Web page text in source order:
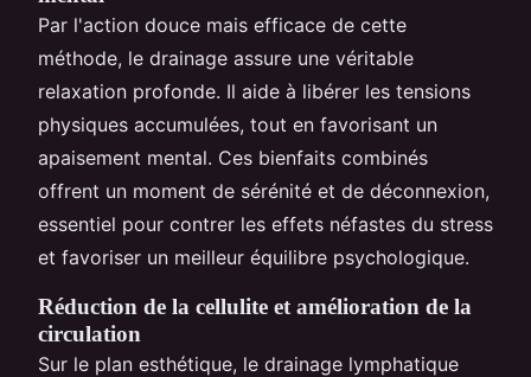
Par l'action douce mais efficace de cette
méthode, le drainage assure une véritable
relaxation profonde. Il aide à libérer les tensions
physiques accumulées, tout en favorisant un
apaisement mental. Ces bienfaits combinés
offrent un moment de sérénité et de déconnexion,
essentiel pour contrer les effets néfastes du stress
et favoriser un meilleur équilibre psychologique.
Réduction de la cellulite et amélioration de la
circulation
Sur le plan esthétique, le drainage lymphatique